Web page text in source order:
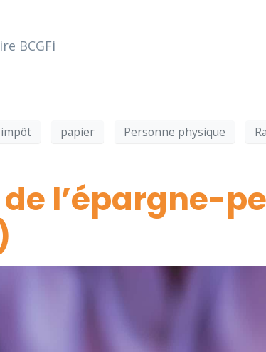
BCGFi
impôt papier Personne physique
l’épargne-